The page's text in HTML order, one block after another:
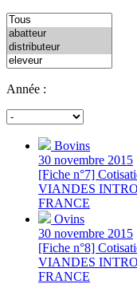
Année :
Bovins
30 novembre 2015
[Fiche n°7]
VIANDES
FRANCE
Ovins
30 novembre 2015
[Fiche n°8]
VIANDES
FRANCE